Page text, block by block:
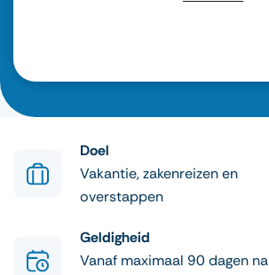
Doel
Vakantie, zakenreizen en
overstappen
Geldigheid
Vanaf maximaal 90 dagen na